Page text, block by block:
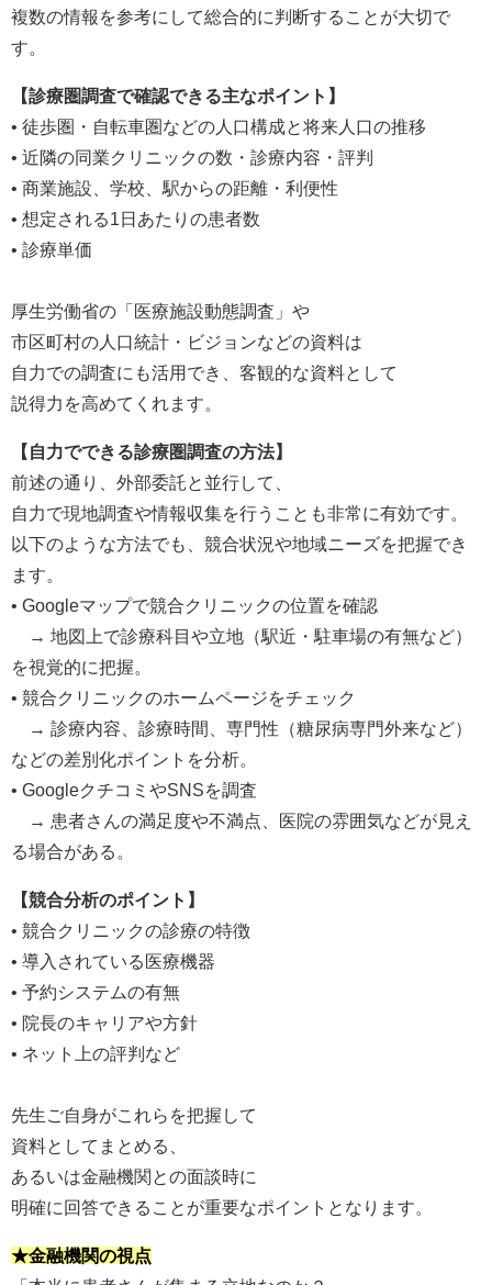
複数の情報を参考にして総合的に判断することが大切で
す。
【診療圏調査で確認できる主なポイント】
• 徒歩圏・自転車圏などの人口構成と将来人口の推移
• 近隣の同業クリニックの数・診療内容・評判
• 商業施設、学校、駅からの距離・利便性
• 想定される1日あたりの患者数
• 診療単価
厚生労働省の「医療施設動態調査」や
市区町村の人口統計・ビジョンなどの資料は
自力での調査にも活用でき、客観的な資料として
説得力を高めてくれます。
【自力でできる診療圏調査の方法】
前述の通り、外部委託と並行して、
自力で現地調査や情報収集を行うことも非常に有効です。
以下のような方法でも、競合状況や地域ニーズを把握でき
ます。
• Googleマップで競合クリニックの位置を確認
→ 地図上で診療科目や立地（駅近・駐車場の有無など）
を視覚的に把握。
• 競合クリニックのホームページをチェック
→ 診療内容、診療時間、専門性（糖尿病専門外来など）
などの差別化ポイントを分析。
• GoogleクチコミやSNSを調査
→ 患者さんの満足度や不満点、医院の雰囲気などが見え
る場合がある。
【競合分析のポイント】
• 競合クリニックの診療の特徴
• 導入されている医療機器
• 予約システムの有無
• 院長のキャリアや方針
• ネット上の評判など
先生ご自身がこれらを把握して
資料としてまとめる、
あるいは金融機関との面談時に
明確に回答できることが重要なポイントとなります。
★金融機関の視点